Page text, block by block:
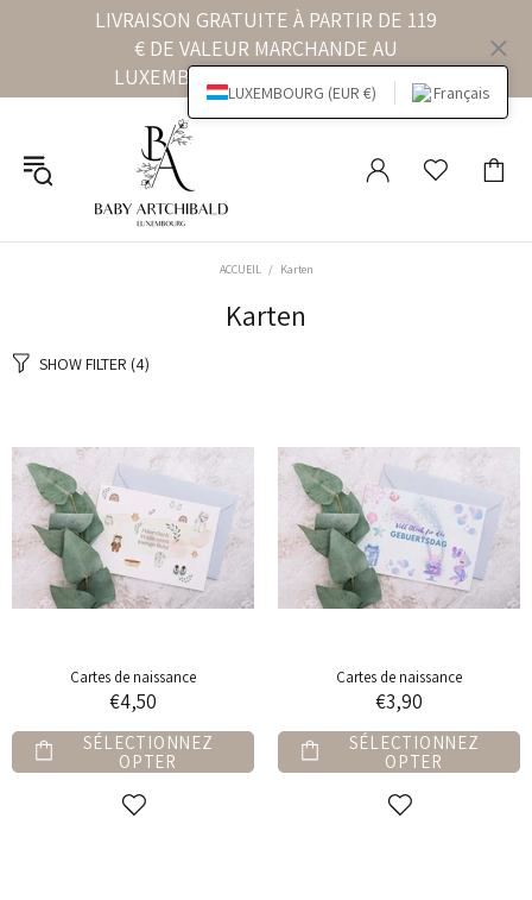
LIVRAISON GRATUITE À PARTIR DE 119
€ DE VALEUR MARCHANDE AU
LUXEMBOURG ET EN ALLEMAGNE
ACCUEIL Karten
Karten
SHOW FILTER (4)
Cartes de naissance
€4,50
SÉLECTIONNEZ
OPTER
Cartes de naissance
€3,90
SÉLECTIONNEZ
OPTER
LUXEMBOURG (EUR €) Français